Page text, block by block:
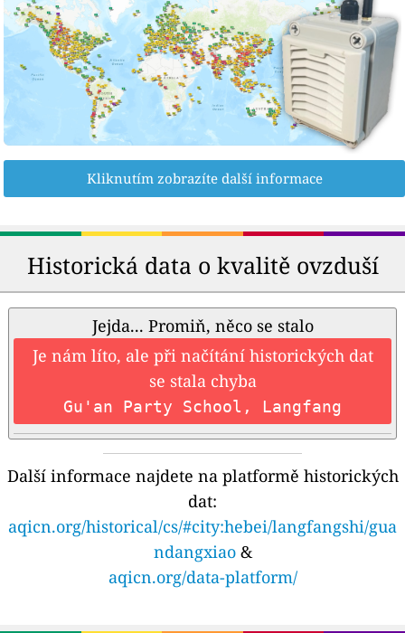
Kliknutím zobrazíte další informace
Historická data o kvalitě ovzduší
Jejda... Promiň, něco se stalo
Je nám líto, ale při načítání historických dat
se stala chyba
Gu'an Party School, Langfang
Další informace najdete na platformě historických
dat:
aqicn.org/historical/cs/#city:hebei/langfangshi/gua
ndangxiao&
aqicn.org/data-platform/